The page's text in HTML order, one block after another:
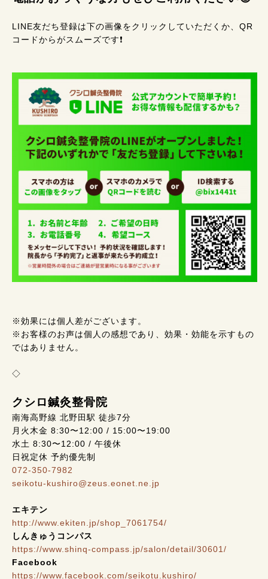
LINE友だち登録は下の画像をクリックしていただくか、QR
コードからがスムーズです❗
※効果には個人差がございます。
※お客様のお声は個人の感想であり、効果・効能を示すもの
ではありません。
◇
クシロ鍼灸整骨院
南海高野線 北野田駅 徒歩7分
月火木金 8:30〜12:00 / 15:00〜19:00
水土 8:30〜12:00 / 午後休
日祝定休 予約優先制
072-350-7982
seikotu-kushiro@zeus.eonet.ne.jp
エキテン
http://www.ekiten.jp/shop_7061754/
しんきゅうコンパス
https://www.shinq-compass.jp/salon/detail/30601/
Facebook
https://www.facebook.com/seikotu.kushiro/